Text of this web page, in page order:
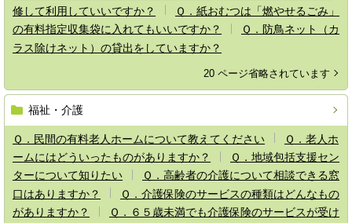
修して利用していいですか？
Ｑ．紙おむつは「燃やせるごみ」
の有料指定収集袋に入れてもいいですか？
Ｑ．防鳥ネット（カ
ラス除けネット）の貸出をしていますか？
20 ページ省略されています
福祉・介護
Ｑ．民間の有料老人ホームについて教えてください
Ｑ．老人ホ
ームにはどういったものがありますか？
Ｑ．地域包括支援セン
ターについて知りたい
Ｑ．高齢者の介護について相談できる窓
口はありますか？
Ｑ．介護保険のサービスの種類はどんなもの
がありますか？
Ｑ．６５歳未満でも介護保険のサービスが受け